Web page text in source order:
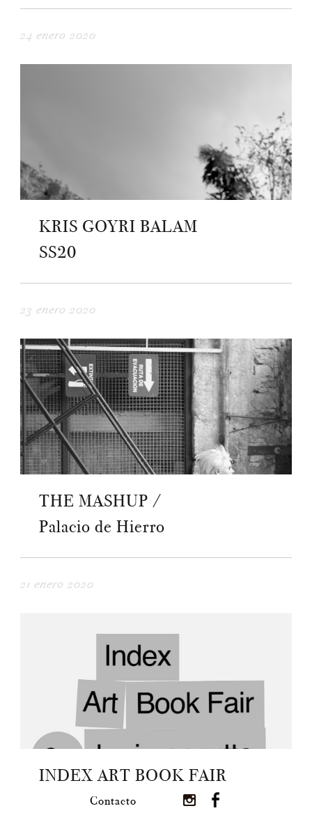
Contacto
24 enero 2020
KRIS GOYRI BALAM
SS20
23 enero 2020
THE MASHUP /
Palacio de Hierro
21 enero 2020
INDEX ART BOOK FAIR